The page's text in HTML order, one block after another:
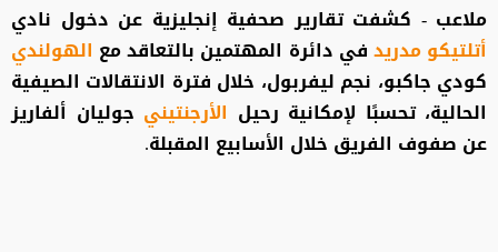
ملاعب - كشفت تقارير صحفية إنجليزية عن دخول نادي
أتلتيكو مدريدفي دائرة المهتمين بالتعاقد مع الهولندي
كودي جاكبو، نجم ليفربول، خلال فترة الانتقالات الصيفية
الحالية، تحسبًا لإمكانية رحيل الأرجنتيني جوليان ألفاريز
عن صفوف الفريق خلال الأسابيع المقبلة.